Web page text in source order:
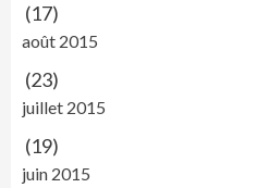
(17)
août 2015
(23)
juillet 2015
(19)
juin 2015